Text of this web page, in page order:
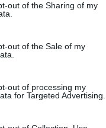
visit or usage behaviour.
to Google and its
below specified purposes
out of the Sharing of my
out of the Sale of my
out of processing my
for Targeted Advertising.
e assenza di tilt:
la testa. Correzione:
verso la spalla
puntamento della
parabola.